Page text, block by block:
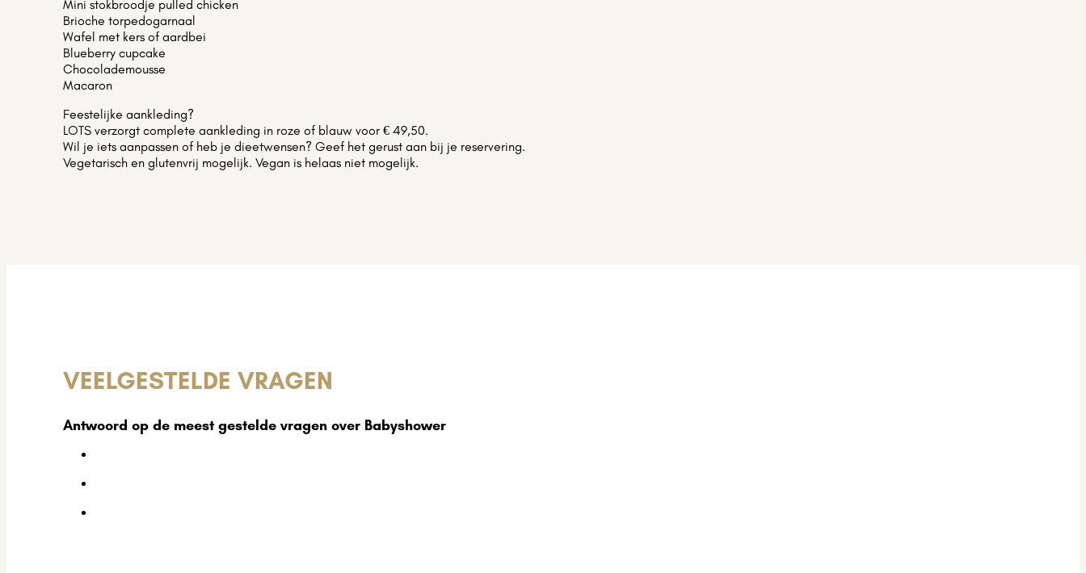
Mini stokbroodje pulled chicken
Brioche torpedogarnaal
Wafel met kers of aardbei
Blueberry cupcake
Chocolademousse
Macaron
Feestelijke aankleding?
LOTS verzorgt complete aankleding in roze of blauw voor € 49,50.
Wil je iets aanpassen of heb je dieetwensen? Geef het gerust aan bij je reservering.
Vegetarisch en glutenvrij mogelijk. Vegan is helaas niet mogelijk.
VEELGESTELDE VRAGEN
Antwoord op de meest gestelde vragen over Babyshower